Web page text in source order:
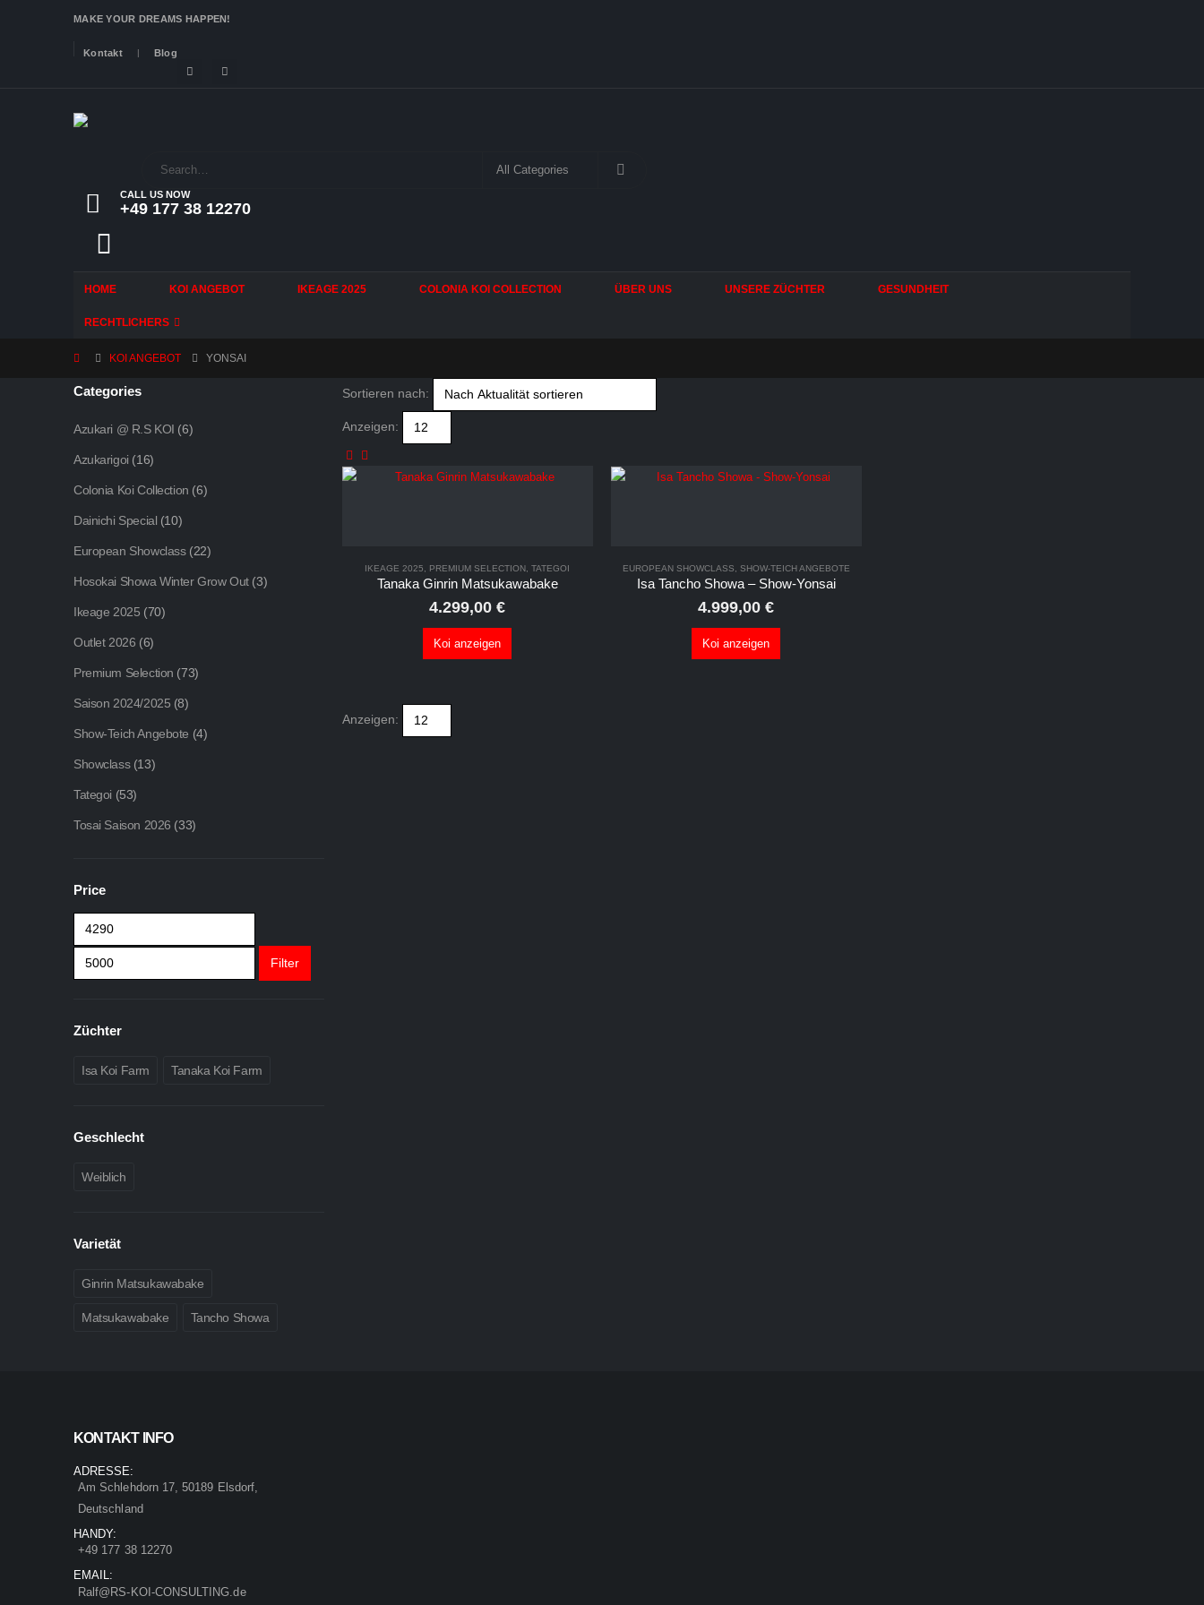
MAKE YOUR DREAMS HAPPEN!
Kontakt Blog
CALL US NOW
+49 177 38 12270
HOME KOI ANGEBOT IKEAGE 2025 COLONIA KOI COLLECTION ÜBER UNS UNSERE ZÜCHTER GESUNDHEIT
RECHTLICHERS
KOI ANGEBOT YONSAI
Sortieren nach:
Anzeigen:
IKEAGE 2025 PREMIUM SELECTION ,TATEGOI
Tanaka Ginrin Matsukawabake
4.299,00€
Koi anzeigen
EUROPEAN SHOWCLASS SHOW-TEICH ANGEBOTE
Isa Tancho Showa – Show-Yonsai
4.999,00€
Koi anzeigen
Anzeigen:
Categories
Azukari @ R.S KOI (6)
Azukarigoi (16)
Colonia Koi Collection (6)
Dainichi Special (10)
European Showclass (22)
Hosokai Showa Winter Grow Out (3)
Ikeage 2025 (70)
Outlet 2026 (6)
Premium Selection (73)
Saison 2024/2025 (8)
Show-Teich Angebote (4)
Showclass (13)
Tategoi (53)
Tosai Saison 2026 (33)
Price
Min.
Preis
Preis
Filter
Züchter
Isa Koi Farm Tanaka Koi Farm
Geschlecht
Weiblich
Varietät
Ginrin Matsukawabake
Matsukawabake Tancho Showa
KONTAKT INFO
ADRESSE:
Am Schlehdorn 17, 50189 Elsdorf,
Deutschland
HANDY:
+49 177 38 12270
EMAIL:
Ralf@RS-KOI-CONSULTING.de